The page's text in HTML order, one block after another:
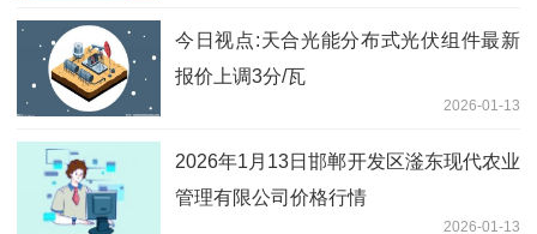
今日视点:天合光能分布式光伏组件最新
报价上调3分/瓦
2026-01-13
2026年1月13日邯郸开发区滏东现代农业
管理有限公司价格行情
2026-01-13